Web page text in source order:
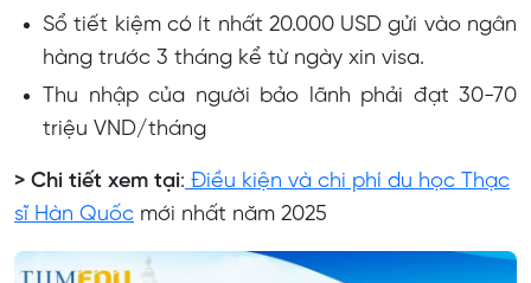
Sổ tiết kiệm có ít nhất 20.000 USD gửi vào ngân
hàng trước 3 tháng kể từ ngày xin visa.
Thu nhập của người bảo lãnh phải đạt 30-70
triệu VND/tháng
> Chi tiết xem tại: Điều kiện và chi phí du học Thạc
sĩ Hàn Quốc mới nhất năm 2025